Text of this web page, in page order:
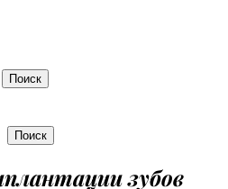
Поиск
зубов